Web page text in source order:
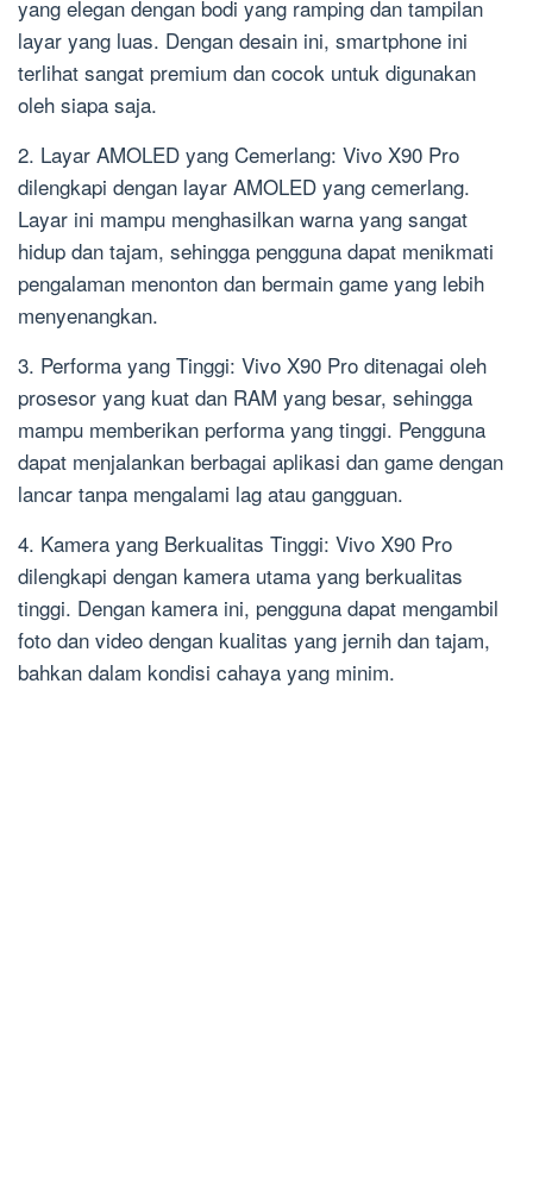
yang elegan dengan bodi yang ramping dan tampilan
layar yang luas. Dengan desain ini, smartphone ini
terlihat sangat premium dan cocok untuk digunakan
oleh siapa saja.
2. Layar AMOLED yang Cemerlang: Vivo X90 Pro
dilengkapi dengan layar AMOLED yang cemerlang.
Layar ini mampu menghasilkan warna yang sangat
hidup dan tajam, sehingga pengguna dapat menikmati
pengalaman menonton dan bermain game yang lebih
menyenangkan.
3. Performa yang Tinggi: Vivo X90 Pro ditenagai oleh
prosesor yang kuat dan RAM yang besar, sehingga
mampu memberikan performa yang tinggi. Pengguna
dapat menjalankan berbagai aplikasi dan game dengan
lancar tanpa mengalami lag atau gangguan.
4. Kamera yang Berkualitas Tinggi: Vivo X90 Pro
dilengkapi dengan kamera utama yang berkualitas
tinggi. Dengan kamera ini, pengguna dapat mengambil
foto dan video dengan kualitas yang jernih dan tajam,
bahkan dalam kondisi cahaya yang minim.